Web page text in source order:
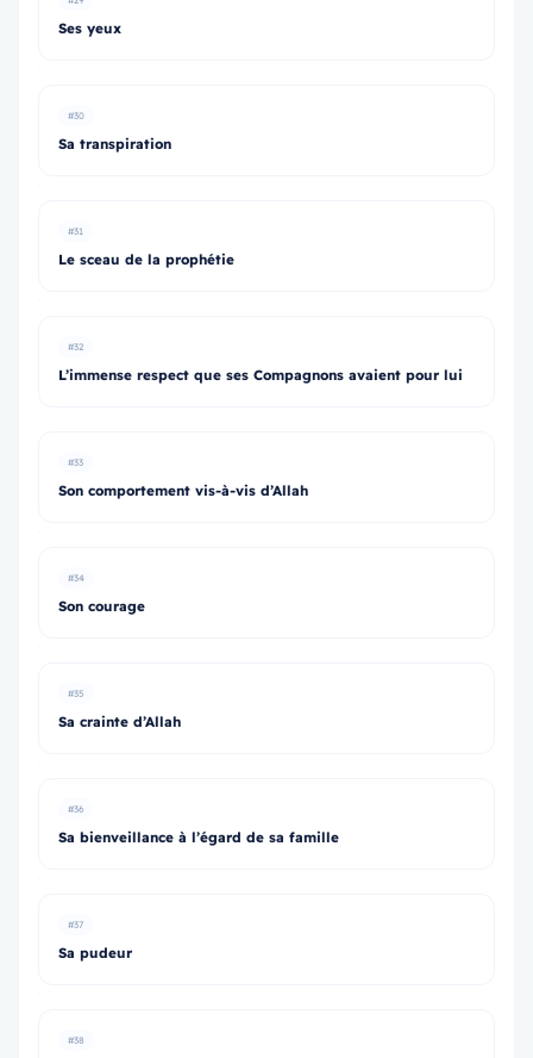
Ses yeux
#30
Sa transpiration
#31
Le sceau de la prophétie
#32
L’immense respect que ses Compagnons avaient pour lui
#33
Son comportement vis-à-vis d’Allah
#34
Son courage
#35
Sa crainte d’Allah
#36
Sa bienveillance à l’égard de sa famille
#37
Sa pudeur
#38